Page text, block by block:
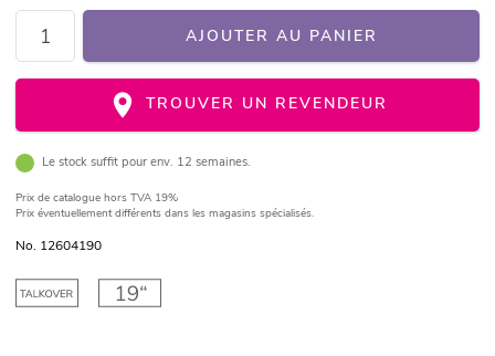
AJOUTER AU PANIER
TROUVER UN REVENDEUR
Le stock suffit pour env. 12 semaines.
Prix de catalogue hors TVA 19%
Prix éventuellement différents dans les magasins spécialisés.
No. 12604190